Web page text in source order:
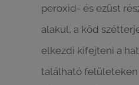
peroxid- és ezüst
alakul, a köd
elkezdi kifejteni a
található